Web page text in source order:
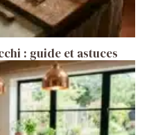
: guide et astuces